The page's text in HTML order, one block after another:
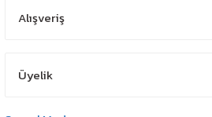
Alışveriş
Üyelik